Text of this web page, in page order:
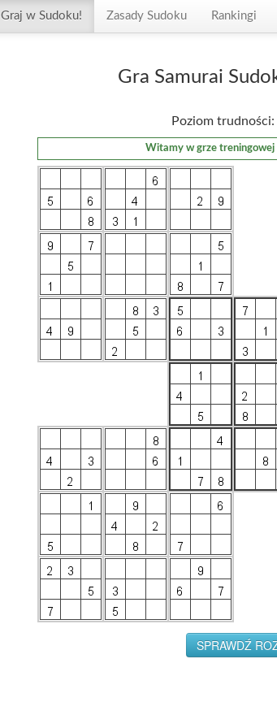
Graj w Sudoku! Zasady Sudoku Rankingi
Gra Samurai
Poziom
Witamy w grze treningowej